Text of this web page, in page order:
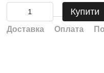
Купити
Доставка Оплата